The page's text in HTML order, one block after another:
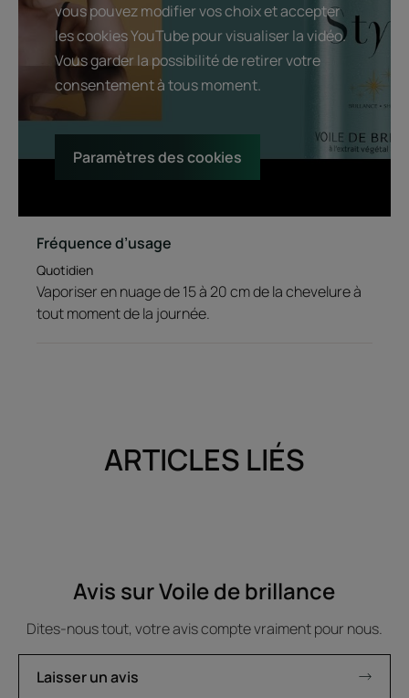
vous pouvez modifier vos choix et accepter
les cookies YouTube pour visualiser la vidéo.
Vous garder la possibilité de retirer votre
consentement à tous moment.
Paramètres des cookies
Fréquence d’usage
Quotidien
Vaporiser en nuage de 15 à 20 cm de la chevelure à
tout moment de la journée.
ARTICLES LIÉS
Avis sur Voile de brillance
Dites-nous tout, votre avis compte vraiment pour nous.
Laisser un avis